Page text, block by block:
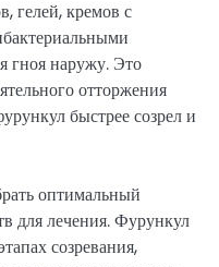
гелей, кремов с
гноя наружу. Это
отторжения
быстрее созрел и
оптимальный
для лечения. Фурункул
созревания,